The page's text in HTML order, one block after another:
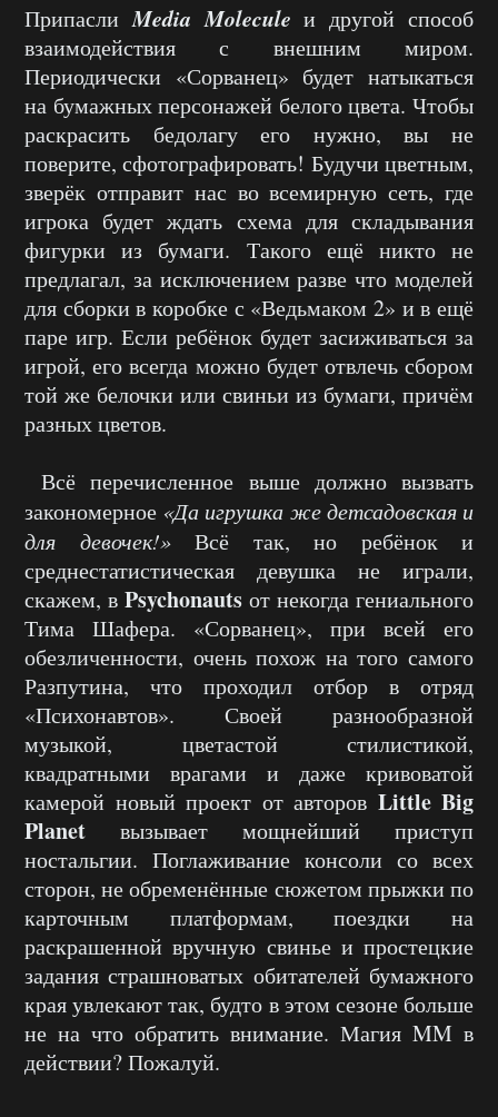
ПрипаслиMedia Molecule и другой способ
взаимодействия с внешним миром.
Периодически «Сорванец» будет натыкаться
на бумажных персонажей белого цвета. Чтобы
раскрасить бедолагу его нужно, вы не
поверите, сфотографировать! Будучи цветным,
зверёк отправит нас во всемирную сеть, где
игрока будет ждать схема для складывания
фигурки из бумаги. Такого ещё никто не
предлагал, за исключением разве что моделей
для сборки в коробке с «Ведьмаком 2» и в ещё
паре игр. Если ребёнок будет засиживаться за
игрой, его всегда можно будет отвлечь сбором
той же белочки или свиньи из бумаги, причём
разных цветов.
Всё перечисленное выше должно вызвать
закономерное «Да игрушка же детсадовская и
для девочек!»Всё так, но ребёнок и
среднестатистическая девушка не играли,
скажем, в Psychonauts от некогда гениального
Тима Шафера. «Сорванец», при всей его
обезличенности, очень похож на того самого
Разпутина, что проходил отбор в отряд
«Психонавтов». Своей разнообразной
музыкой, цветастой стилистикой,
квадратными врагами и даже кривоватой
камерой новый проект от авторов Little Big
Planet вызывает мощнейший приступ
ностальгии. Поглаживание консоли со всех
сторон, не обременённые сюжетом прыжки по
карточным платформам, поездки на
раскрашенной вручную свинье и простецкие
задания страшноватых обитателей бумажного
края увлекают так, будто в этом сезоне больше
не на что обратить внимание. Магия MM в
действии? Пожалуй.